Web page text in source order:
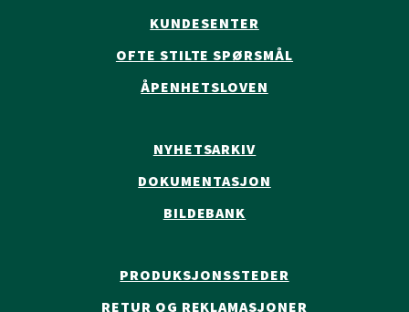
KUNDESENTER
OFTE STILTE SPØRSMÅL
ÅPENHETSLOVEN
NYHETSARKIV
DOKUMENTASJON
BILDEBANK
PRODUKSJONSSTEDER
RETUR OG REKLAMASJONER